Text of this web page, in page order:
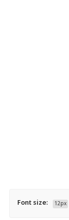
Font size: 12px